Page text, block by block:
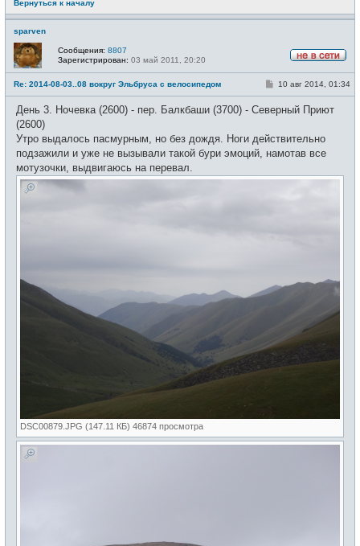
Вернуться к началу
sparven
е
в
с
Сообщения: 8807
Зарегистрирован: 03 май 2011, 20:20
Re: 2014-08-03..08 вокруг Эльбруса с велосипедом
С
б
н
и
10 авг 2014, 01:34
День 3. Ночевка (2600) - пер. Балкбаши (3700) - Северный Приют
(2600)
Утро выдалось пасмурным, но без дождя. Ноги действительно
подзажили и уже не вызывали такой бури эмоций, намотав все
мотузочки, выдвигаюсь на перевал.
DSC00879.JPG (147.11 КБ) 46874 просмотра